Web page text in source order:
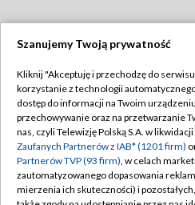
Abonament TVP
Emisja w TVP
Centrum informacji TVP
Naziemna Telewizja Cyfrowa
Polityka
Moje
Szanujemy Twoją prywatność
Kliknij "Akceptuję i przechodzę do
korzystanie z technologii
dostęp do informacji na Twoim
przechowywanie oraz na przetwarzanie
nas, czyli Telewizję Polską S.A. w
Zaufanych Partnerów z IAB* (1201 firm)
Partnerów TVP (93 firm), w celach
zautomatyzowanego dopasowania
mierzenia ich skuteczności) i